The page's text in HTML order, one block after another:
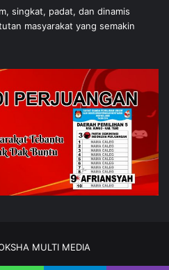
singkat, padat, dan dinamis
masyarakat yang semakin
MULTI MEDIA